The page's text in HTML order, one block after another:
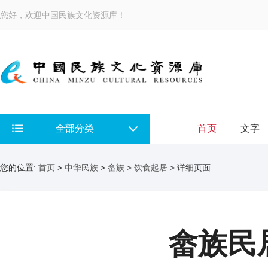
您好，欢迎中国民族文化资源库！
全部分类 首页 文字
您的位置: 首页 > 中华民族 > 畲族 > 饮食起居 > 详细页面
畲族